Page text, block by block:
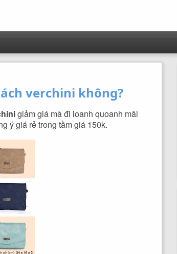
verchini không?
giảm giá mà đi loanh quoanh mãi
ý giá rẻ trong tầm giá 150k.